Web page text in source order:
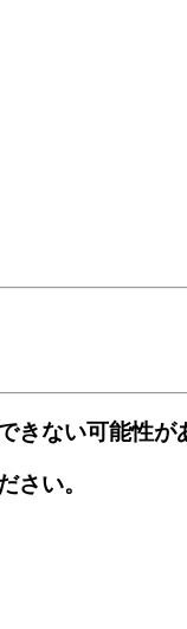
きない可能性が
さい。